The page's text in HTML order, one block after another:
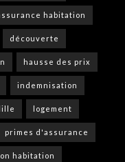
habitation
découverte
hausse des prix
indemnisation
lille logement
primes d'assurance
habitation